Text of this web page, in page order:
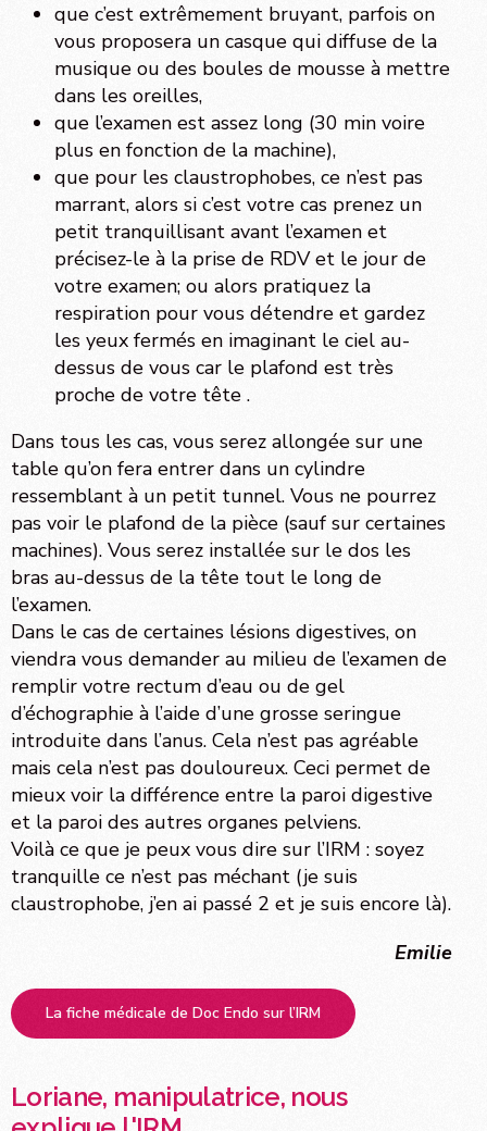
que c’est extrêmement bruyant, parfois on
vous proposera un casque qui diffuse de la
musique ou des boules de mousse à mettre
dans les oreilles,
que l’examen est assez long (30 min voire
plus en fonction de la machine),
que pour les claustrophobes, ce n’est pas
marrant, alors si c’est votre cas prenez un
petit tranquillisant avant l’examen et
précisez-le à la prise de RDV et le jour de
votre examen; ou alors pratiquez la
respiration pour vous détendre et gardez
les yeux fermés en imaginant le ciel au-
dessus de vous car le plafond est très
proche de votre tête .
Dans tous les cas, vous serez allongée sur une
table qu’on fera entrer dans un cylindre
ressemblant à un petit tunnel. Vous ne pourrez
pas voir le plafond de la pièce (sauf sur certaines
machines). Vous serez installée sur le dos les
bras au-dessus de la tête tout le long de
l’examen.
Dans le cas de certaines lésions digestives, on
viendra vous demander au milieu de l’examen de
remplir votre rectum d’eau ou de gel
d’échographie à l’aide d’une grosse seringue
introduite dans l’anus. Cela n’est pas agréable
mais cela n’est pas douloureux. Ceci permet de
mieux voir la différence entre la paroi digestive
et la paroi des autres organes pelviens.
Voilà ce que je peux vous dire sur l’IRM : soyez
tranquille ce n’est pas méchant (je suis
claustrophobe, j’en ai passé 2 et je suis encore là).
Emilie
La fiche médicale de Doc Endo sur l’IRM
Loriane, manipulatrice, nous